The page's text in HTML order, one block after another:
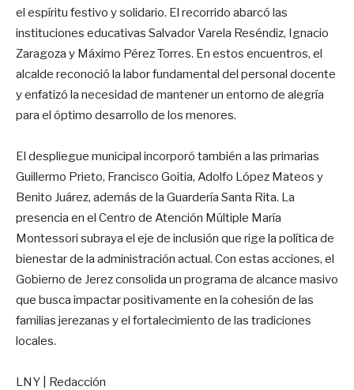
el espíritu festivo y solidario. El recorrido abarcó las
instituciones educativas Salvador Varela Reséndiz, Ignacio
Zaragoza y Máximo Pérez Torres. En estos encuentros, el
alcalde reconoció la labor fundamental del personal docente
y enfatizó la necesidad de mantener un entorno de alegría
para el óptimo desarrollo de los menores.
El despliegue municipal incorporó también a las primarias
Guillermo Prieto, Francisco Goitia, Adolfo López Mateos y
Benito Juárez, además de la Guardería Santa Rita. La
presencia en el Centro de Atención Múltiple María
Montessori subraya el eje de inclusión que rige la política de
bienestar de la administración actual. Con estas acciones, el
Gobierno de Jerez consolida un programa de alcance masivo
que busca impactar positivamente en la cohesión de las
familias jerezanas y el fortalecimiento de las tradiciones
locales.
LNY | Redacción